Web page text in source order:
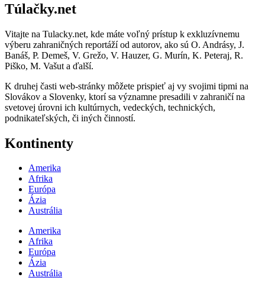
Túlačky.net
Vitajte na Tulacky.net, kde máte voľný prístup k exkluzívnemu
výberu zahraničných reportáží od autorov, ako sú O. Andrásy, J.
Banáš, P. Demeš, V. Grežo, V. Hauzer, G. Murín, K. Peteraj, R.
Piško, M. Vašut a ďalší.
K druhej časti web-stránky môžete prispieť aj vy svojimi tipmi na
Slovákov a Slovenky, ktorí sa významne presadili v zahraničí na
svetovej úrovni ich kultúrnych, vedeckých, technických,
podnikateľských, či iných činností.
Kontinenty
Amerika
Afrika
Európa
Ázia
Austrália
Amerika
Afrika
Európa
Ázia
Austrália